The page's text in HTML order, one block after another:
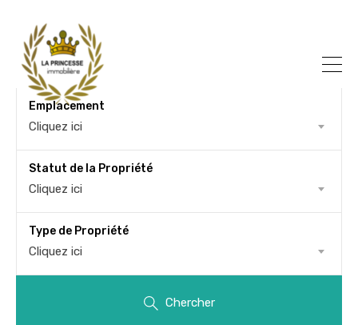
Emplacement
Cliquez ici
Statut de la Propriété
Cliquez ici
Type de Propriété
Cliquez ici
Chercher